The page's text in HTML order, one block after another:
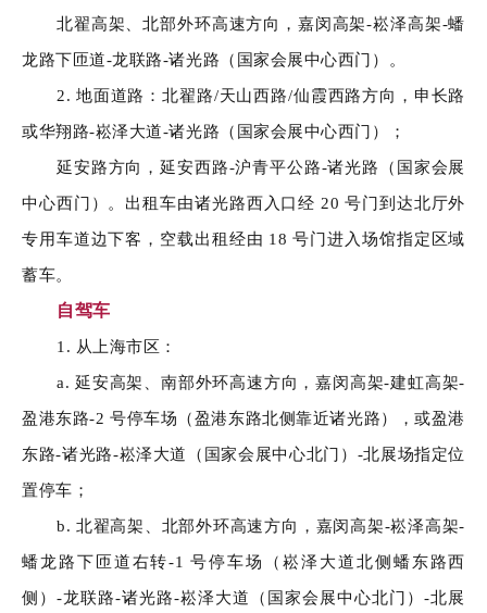
北翟高架、北部外环高速方向，嘉闵高架-崧泽高架-蟠
龙路下匝道-龙联路-诸光路（国家会展中心西门）。
2. 地面道路：北翟路/天山西路/仙霞西路方向，申长路
或华翔路-崧泽大道-诸光路（国家会展中心西门）；
延安路方向，延安西路-沪青平公路-诸光路（国家会展
中心西门）。出租车由诸光路西入口经 20 号门到达北厅外
专用车道边下客，空载出租经由 18 号门进入场馆指定区域
蓄车。
自驾车
1. 从上海市区：
a. 延安高架、南部外环高速方向，嘉闵高架-建虹高架-
盈港东路-2 号停车场（盈港东路北侧靠近诸光路），或盈港
东路-诸光路-崧泽大道（国家会展中心北门）-北展场指定位
置停车；
b. 北翟高架、北部外环高速方向，嘉闵高架-崧泽高架-
蟠龙路下匝道右转-1 号停车场（崧泽大道北侧蟠东路西
侧）-龙联路-诸光路-崧泽大道（国家会展中心北门）-北展